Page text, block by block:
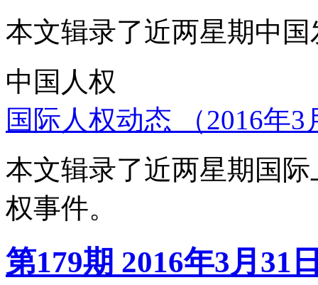
本文辑录了近两星期中
中国人权
国际人权动态 （2016年
本文辑录了近两星期国
权事件。
第179期 2016年3月31